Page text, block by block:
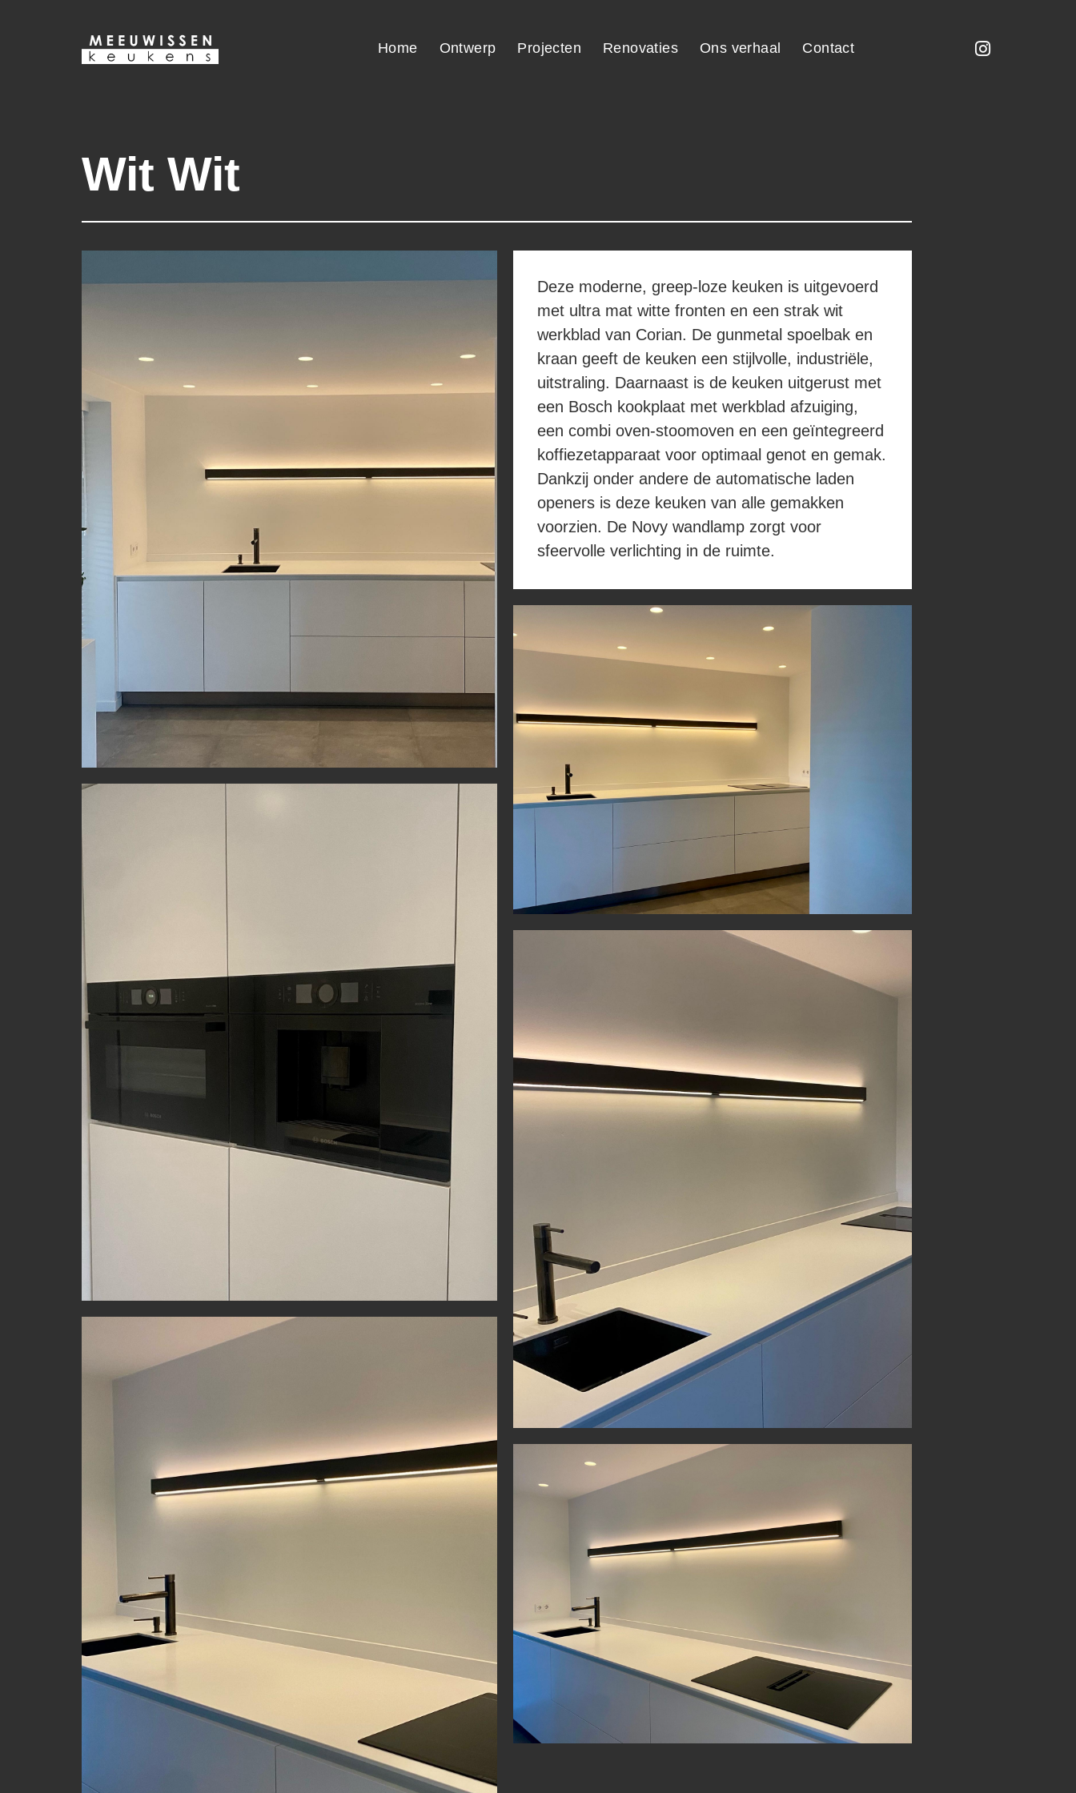
Home Ontwerp Projecten Renovaties Ons verhaal Contact
Wit Wit
Deze moderne, greep-loze keuken is uitgevoerd
met ultra mat witte fronten en een strak wit
werkblad van Corian. De gunmetal spoelbak en
kraan geeft de keuken een stijlvolle, industriële,
uitstraling. Daarnaast is de keuken uitgerust met
een Bosch kookplaat met werkblad afzuiging,
een combi oven-stoomoven en een geïntegreerd
koffiezetapparaat voor optimaal genot en gemak.
Dankzij onder andere de automatische laden
openers is deze keuken van alle gemakken
voorzien. De Novy wandlamp zorgt voor
sfeervolle verlichting in de ruimte.